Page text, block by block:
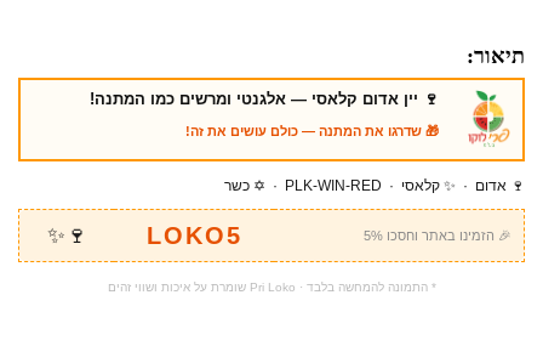
תיאור:
🍷 יין אדום קלאסי — אלגנטי ומרשים כמו המתנה!
🎁 שדרגו את המתנה — כולם עושים את זה!
🍷 אדום · ✨ קלאסי · PLK-WIN-RED · ✡️ כשר
🎉 הזמינו באתר וחסכו 5% LOKO5
🍷✨
* התמונה להמחשה בלבד · Pri Loko שומרת על איכות ושווי זהים